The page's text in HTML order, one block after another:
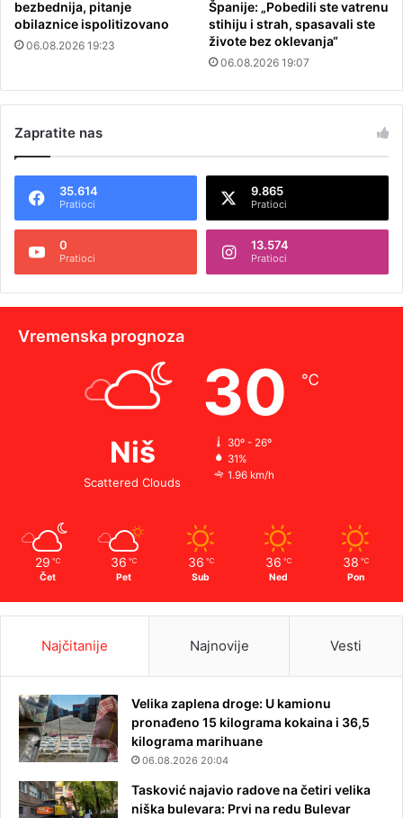
bezbednija, pitanje
obilaznice ispolitizovano
06.08.2026 19:23
Španije: „Pobedili ste vatrenu
stihiju i strah, spasavali ste
živote bez oklevanja“
06.08.2026 19:07
Zapratite nas
35.614
Pratioci
9.865
Pratioci
0
Pratioci
13.574
Pratioci
Vremenska prognoza
Niš
Scattered Clouds
30 ℃
30º - 26º
31%
1.96 km/h
29 ℃
Čet
36 ℃
Pet
36 ℃
Sub
36 ℃
Ned
38 ℃
Pon
Najčitanije Najnovije Vesti
Velika zaplena droge: U kamionu
pronađeno 15 kilograma kokaina i 36,5
kilograma marihuane
06.08.2026 20:04
Tasković najavio radove na četiri velika
niška bulevara: Prvi na redu Bulevar